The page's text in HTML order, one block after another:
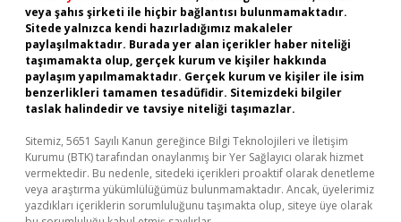
veya şahıs şirketi ile hiçbir bağlantısı bulunmamaktadır.
Sitede yalnızca kendi hazırladığımız makaleler
paylaşılmaktadır. Burada yer alan içerikler haber niteliği
taşımamakta olup, gerçek kurum ve kişiler hakkında
paylaşım yapılmamaktadır. Gerçek kurum ve kişiler ile isim
benzerlikleri tamamen tesadüfidir. Sitemizdeki bilgiler
taslak halindedir ve tavsiye niteliği taşımazlar.
Sitemiz, 5651 Sayılı Kanun gereğince Bilgi Teknolojileri ve İletişim
Kurumu (BTK) tarafından onaylanmış bir Yer Sağlayıcı olarak hizmet
vermektedir. Bu nedenle, sitedeki içerikleri proaktif olarak denetleme
veya araştırma yükümlülüğümüz bulunmamaktadır. Ancak, üyelerimiz
yazdıkları içeriklerin sorumluluğunu taşımakta olup, siteye üye olarak